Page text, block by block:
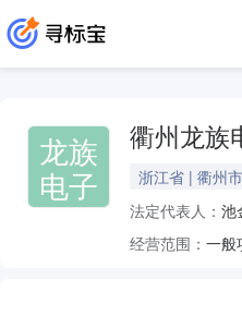
龙族
电子
衢州龙族
浙江省 | 衢州市
法定代表人： 池
经营范围：